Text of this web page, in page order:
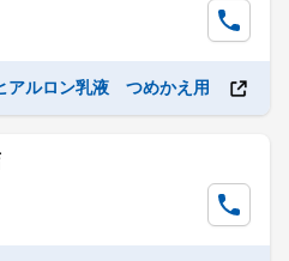
ルロン乳液 つめかえ用